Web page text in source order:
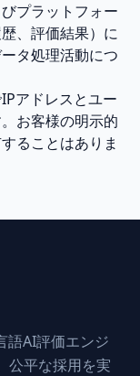
プラットフォー
、評価結果）に
タ処理活動につ
アドレスとユー
お客様の明示的
ることはありま
語AI評価エンジ
公平な採用を実